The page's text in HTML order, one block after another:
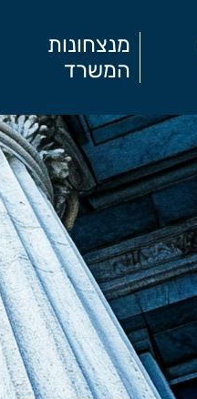
מנצחונות
המשרד